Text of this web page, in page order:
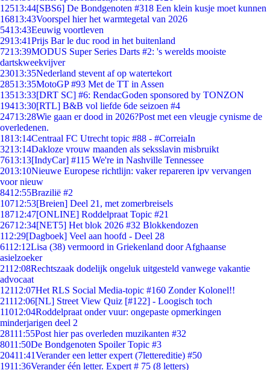
12513:44[SBS6] De Bondgenoten #318 Een klein kusje moet kunnen
16813:43Voorspel hier het warmtegetal van 2026
5413:43Eeuwig voortleven
2913:41Prijs Bar le duc rood in het buitenland
7213:39MODUS Super Series Darts #2: 's werelds mooiste
dartskweekvijver
23013:35Nederland stevent af op watertekort
28513:35MotoGP #93 Met de TT in Assen
13513:33[DRT SC] #6: RendacGoden sponsored by TONZON
19413:30[RTL] B&B vol liefde 6de seizoen #4
24713:28Wie gaan er dood in 2026?Post met een vleugje cynisme de
overledenen.
1813:14Centraal FC Utrecht topic #88 - #CorreiaIn
3213:14Dakloze vrouw maanden als seksslavin misbruikt
7613:13[IndyCar] #115 We're in Nashville Tennessee
2013:10Nieuwe Europese richtlijn: vaker repareren ipv vervangen
voor nieuw
8412:55Brazilië #2
10712:53[Breien] Deel 21, met zomerbreisels
18712:47[ONLINE] Roddelpraat Topic #21
26712:34[NET5] Het blok 2026 #32 Blokkendozen
112:29[Dagboek] Veel aan hoofd - Deel 28
6112:12Lisa (38) vermoord in Griekenland door Afghaanse
asielzoeker
2112:08Rechtszaak dodelijk ongeluk uitgesteld vanwege vakantie
advocaat
12112:07Het RLS Social Media-topic #160 Zonder Kolonel!!
21112:06[NL] Street View Quiz [#122] - Loogisch toch
11012:04Roddelpraat onder vuur: ongepaste opmerkingen
minderjarigen deel 2
28111:55Post hier pas overleden muzikanten #32
8011:50De Bondgenoten Spoiler Topic #3
20411:41Verander een letter expert (7lettereditie) #50
1911:36Verander één letter. Expert # 75 (8 letters)